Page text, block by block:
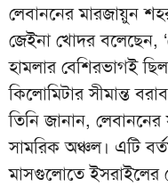
লেবাননের মারজায়ুন
জেইনা খোদর বলেছেন,
হামলার বেশিরভাগই
কিলোমিটার সীমান্ত
তিনি জানান,
সামরিক অঞ্চল। এটি
মাসগুলোতে ইসরাইলের